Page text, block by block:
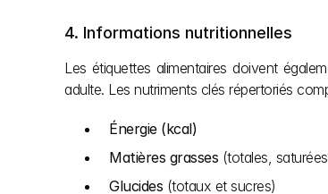
4. Informations nutritionnelles
Les étiquettes alimentaires doivent
adulte. Les nutriments clés répertoriés
Énergie (kcal)
Matières grasses (totales,
Glucides (totaux et sucres)